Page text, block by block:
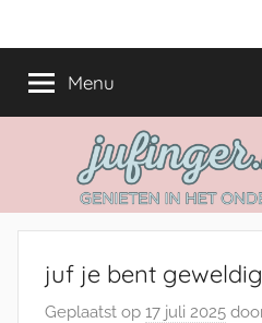
naarjufinger.nl
het
onderwijs
Menu
juf je bent
Geplaatst op 17 juli 2025